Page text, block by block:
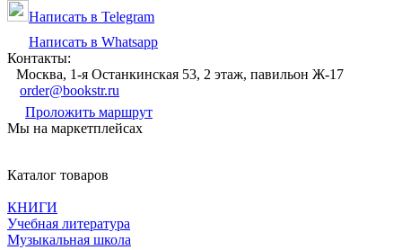
Написать в Telegram
Написать в Whatsapp
Контакты:
Москва, 1-я Останкинская 53, 2 этаж, павильон Ж-17
order@bookstr.ru
Проложить маршрут
Мы на маркетплейсах
Каталог товаров
КНИГИ
Учебная литература
Музыкальная школа